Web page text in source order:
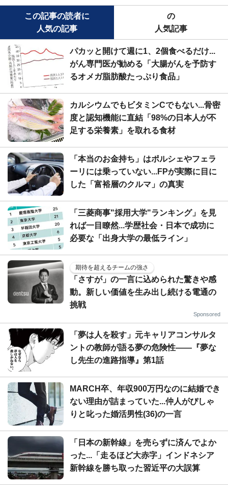
この記事の読者に
人気の記事
の
人気記事
パカッと開けて週に1、2個食べるだけ...
がん専門医が勧める「大腸がんを予防す
るオメガ脂肪酸たっぷり食品」
カルシウムでもビタミンCでもない...骨密
度と認知機能に直結「98%の日本人が不
足する栄養素」を取れる食材
「本当のお金持ち」はポルシェやフェラ
ーリには乗っていない...FPが実際に目に
した「富裕層のクルマ」の真実
「三菱商事"採用大学"ランキング」を見
れば一目瞭然...学歴社会・日本で成功に
必要な「出身大学の最低ライン」
期待を超えるチームの強さ
「さすが」の一言に込められた驚きや感
動。新しい価値を生み出し続ける電通の
挑戦
Sponsored
「夢は人を殺す」元キャリアコンサルタ
ントの教師が語る夢の危険性――『夢な
し先生の進路指導』第1話
MARCH卒、年収900万円なのに結婚でき
ない理由が詰まっていた...仲人がぴしゃ
りと叱った婚活男性(36)の一言
「日本の新幹線」を売らずに済んでよか
った...「走るほど大赤字」インドネシア
新幹線を勝ち取った習近平の大誤算